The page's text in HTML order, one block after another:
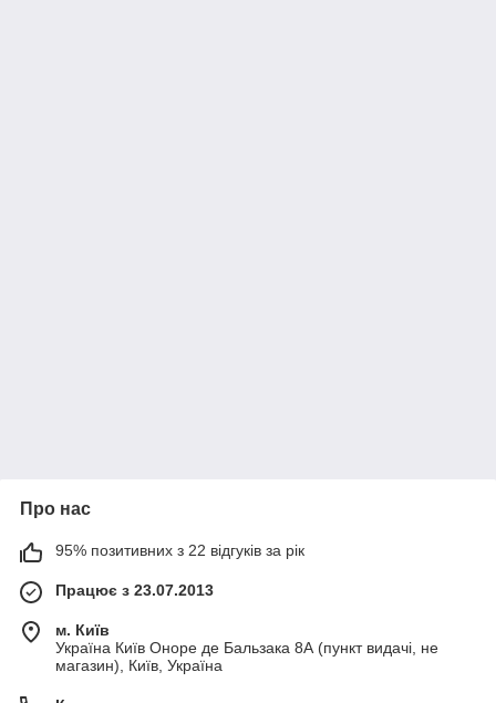
Про нас
95% позитивних з 22 відгуків за рік
Працює з 23.07.2013
м. Київ
Україна Київ Оноре де Бальзака 8А (пункт видачі, не
магазин), Київ, Україна